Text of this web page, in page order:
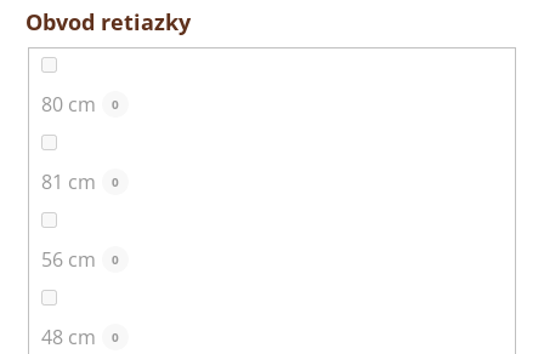
Obvod retiazky
80 cm 0
81 cm 0
56 cm 0
48 cm 0